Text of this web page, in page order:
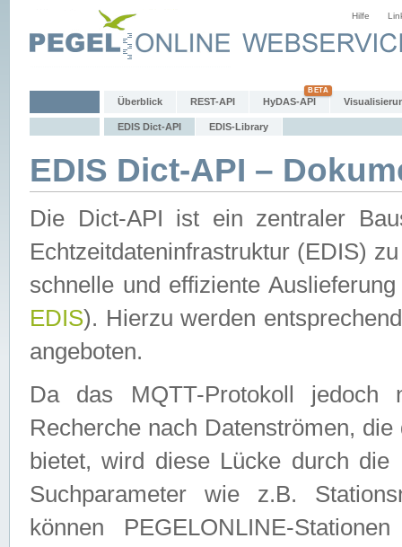
Hilfe
Überblick REST-API HyDAS-API
EDIS Dict-API EDIS-Library
EDIS Dict-API –
Die Dict-API ist ein zentraler
Echtzeitdateninfrastruktur (EDIS)
schnelle und effiziente
EDIS). Hierzu werden
angeboten.
Da das MQTT-Protokoll jedoch
Recherche nach Datenströmen,
bietet, wird diese Lücke durch die
Suchparameter wie z.B.
können PEGELONLINE-